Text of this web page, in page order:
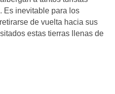
Es inevitable para los
de vuelta hacia sus
estas tierras llenas de